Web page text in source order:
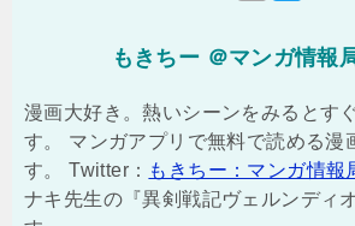
もきちー ＠マンガ情報
漫画大好き。熱いシーンをみるとす
す。 マンガアプリで無料で読める漫
す。 Twitter： もきちー：マンガ情報
ナキ先生の『異剣戦記ヴェルンディ